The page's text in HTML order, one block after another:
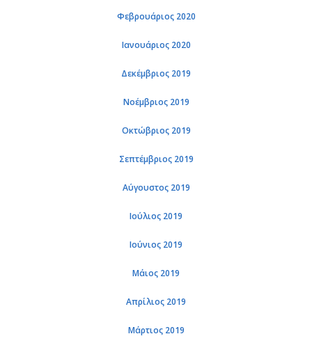
Φε­βρουά­ριος 2020
Ια­νουά­ριος 2020
Δε­κέμ­βριος 2019
Νο­έμ­βριος 2019
Οκτώ­βριος 2019
Σε­πτέμ­βριος 2019
Αύ­γου­στος 2019
Ιού­λιος 2019
Ιού­νιος 2019
Μάιος 2019
Απρί­λιος 2019
Μάρ­τιος 2019